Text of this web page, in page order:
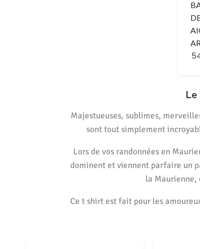
Majestueuses, sublimes,
sont tout simplement
Lors de vos randonnées en
dominent et viennent parfaire un
la Maurienne,
Ce t shirt est fait pour les